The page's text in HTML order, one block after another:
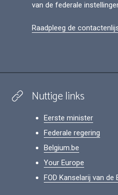
van de federale
Raadpleeg de
Nuttige links
Eerste minister
Federale regering
Belgium.be
Your Europe
FOD Kanselarij van de